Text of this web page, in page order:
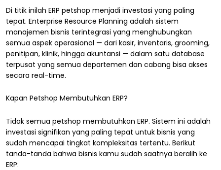
Di titik inilah ERP petshop menjadi investasi yang paling
tepat. Enterprise Resource Planning adalah sistem
manajemen bisnis terintegrasi yang menghubungkan
semua aspek operasional — dari kasir, inventaris, grooming,
penitipan, klinik, hingga akuntansi — dalam satu database
terpusat yang semua departemen dan cabang bisa akses
secara real-time.
Kapan Petshop Membutuhkan ERP?
Tidak semua petshop membutuhkan ERP. Sistem ini adalah
investasi signifikan yang paling tepat untuk bisnis yang
sudah mencapai tingkat kompleksitas tertentu. Berikut
tanda-tanda bahwa bisnis kamu sudah saatnya beralih ke
ERP: